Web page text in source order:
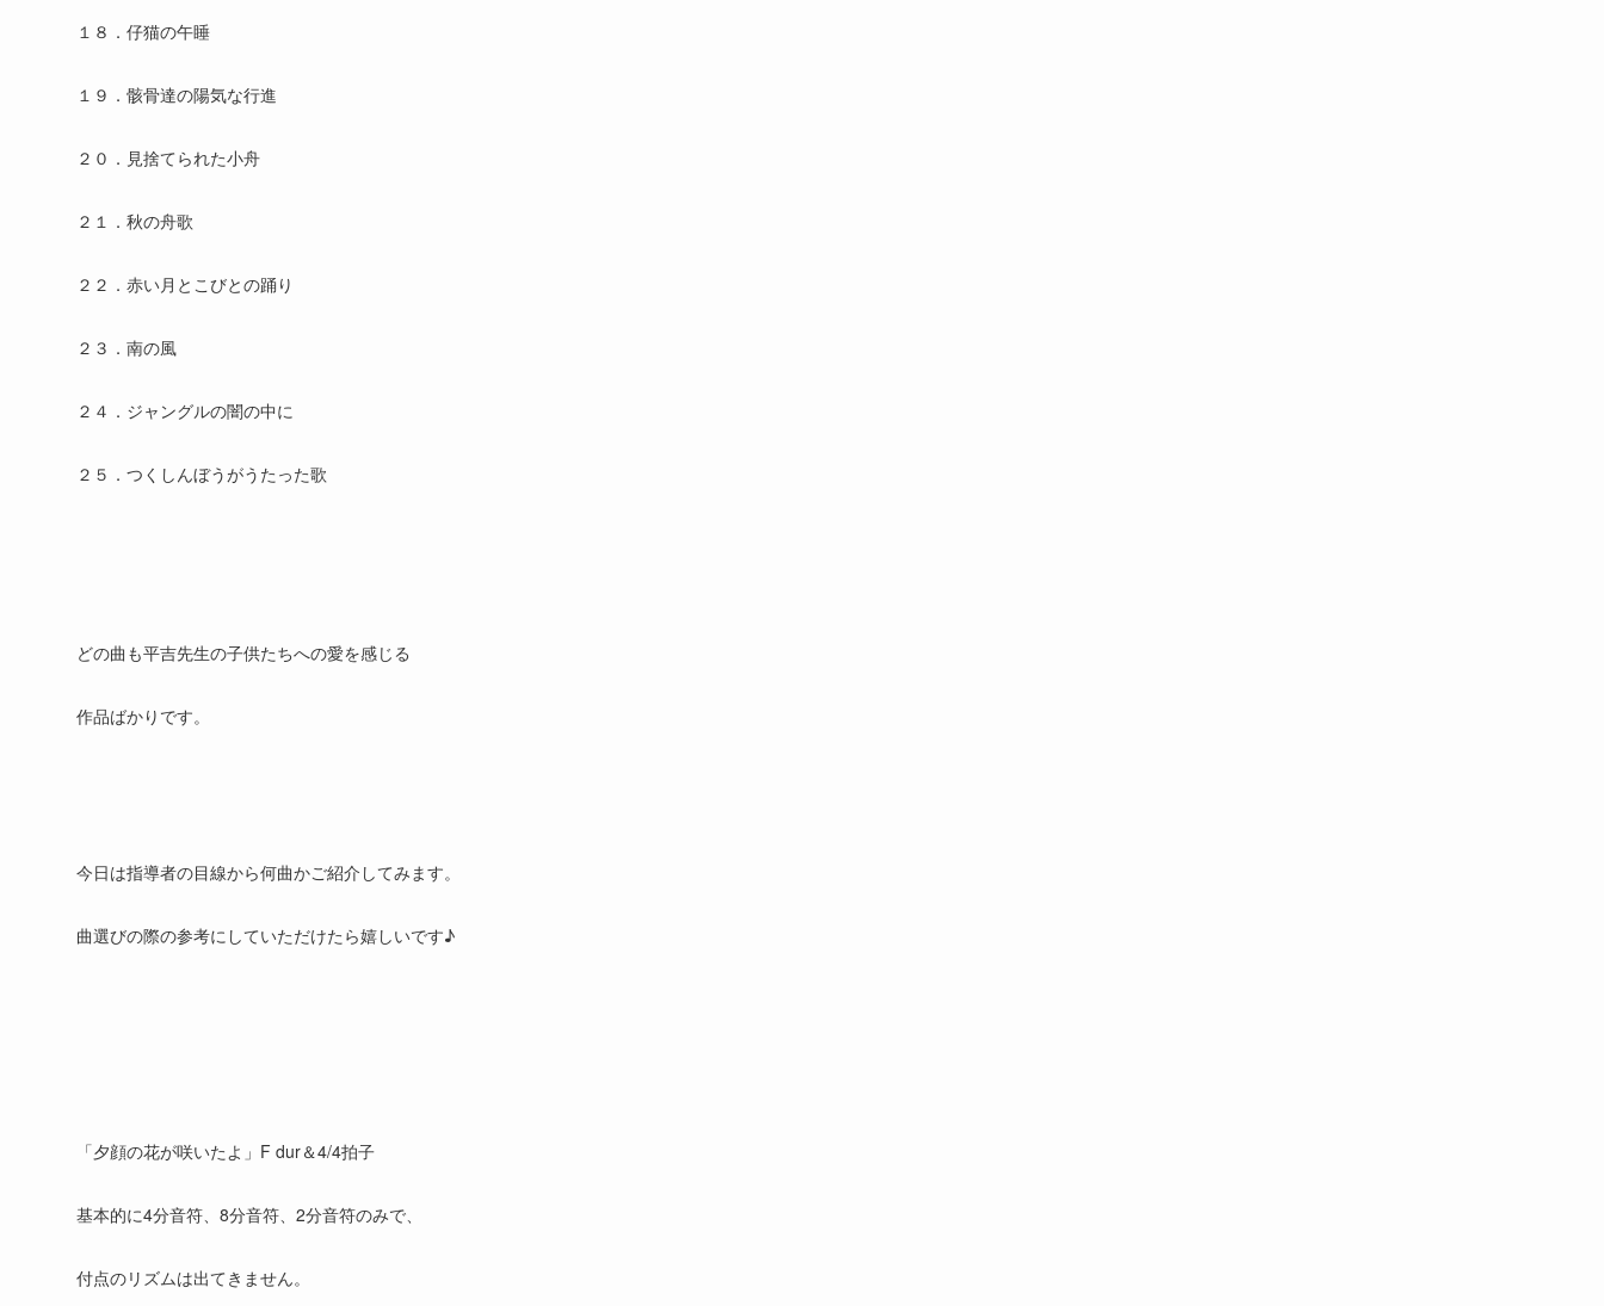
１８．仔猫の午睡
１９．骸骨達の陽気な行進
２０．見捨てられた小舟
２１．秋の舟歌
２２．赤い月とこびとの踊り
２３．南の風
２４．ジャングルの闇の中に
２５．つくしんぼうがうたった歌
どの曲も平吉先生の子供たちへの愛を感じる
作品ばかりです。
今日は指導者の目線から何曲かご紹介してみます。
曲選びの際の参考にしていただけたら嬉しいです♪
「夕顔の花が咲いたよ」F dur＆4/4拍子
基本的に4分音符、8分音符、2分音符のみで、
付点のリズムは出てきません。